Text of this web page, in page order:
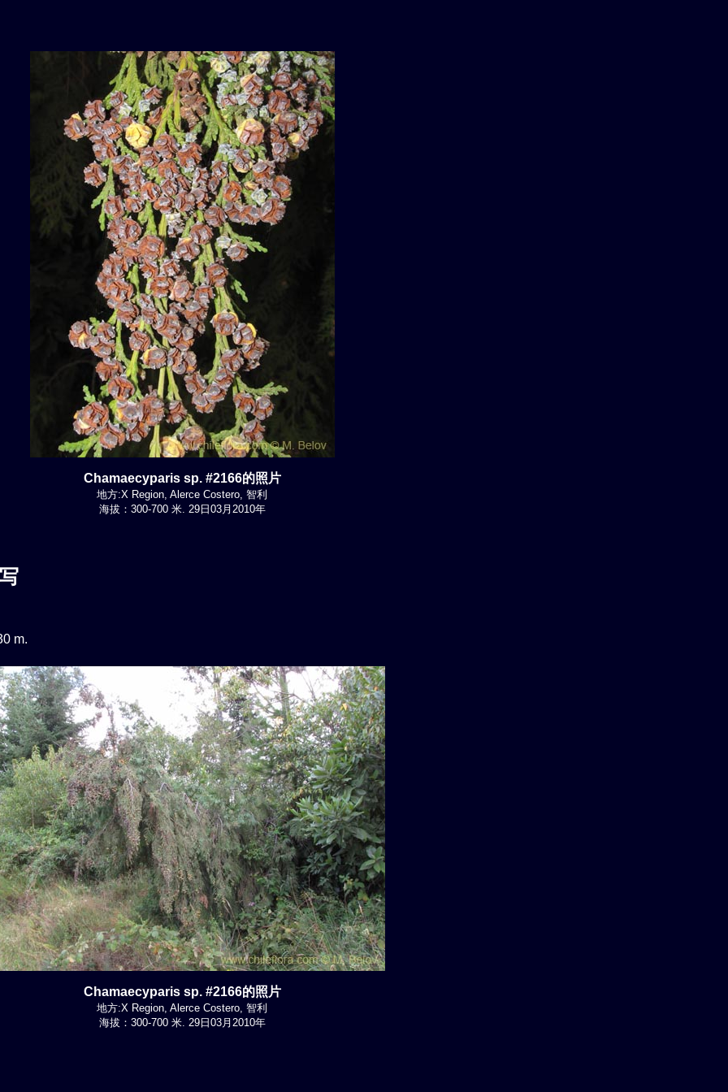
Chamaecyparis sp. #2166的照片
地方:X Region, Alerce Costero, 智利
海拔：300-700 米. 29日03月2010年
m.
Chamaecyparis sp. #2166的照片
地方:X Region, Alerce Costero, 智利
海拔：300-700 米. 29日03月2010年